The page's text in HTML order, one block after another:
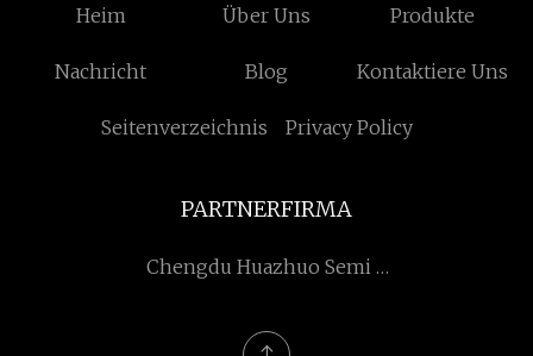
Heim Über Uns Produkte
Nachricht Blog Kontaktiere Uns
Seitenverzeichnis Privacy Policy
PARTNERFIRMA
Chengdu Huazhuo Semi -
Beschränkt